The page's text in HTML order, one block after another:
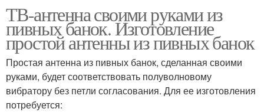
ТВ-антенна своими руками из
пивных банок. Изготовление
простой антенны из пивных банок
Простая антенна из пивных банок, сделанная своими
руками, будет соответствовать полуволновому
вибратору без петли согласования. Для ее изготовления
потребуется: